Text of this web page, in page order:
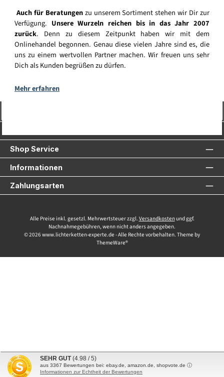
Auch für Beratungenzu unserem Sortiment stehen wir Dir zur
Verfügung. Unsere Wurzeln reichen bis in das Jahr 2007
zurück. Denn zu diesem Zeitpunkt haben wir mit dem
Onlinehandel begonnen. Genau diese vielen Jahre sind es, die
uns zu einem wertvollen Partner machen. Wir freuen uns sehr
Dich als Kunden begrüßen zu dürfen.
Mehr erfahren
Shop Service
Informationen
Zahlungsarten
Alle Preise inkl. gesetzl. Mehrwertsteuer zzgl. Versandkostenund ggf.
Nachnahmegebühren, wenn nicht anders angegeben.
© 2026 www.lichterketten-experte.de - Alle Rechte vorbehalten. Theme by
ThemeWare®
SEHR GUT (4.98 / 5)
aus 3367 Bewertungen bei: ebay.de, amazon.de, shopvote.de ⓘ
Informationen zur Echtheit der Bewertungen